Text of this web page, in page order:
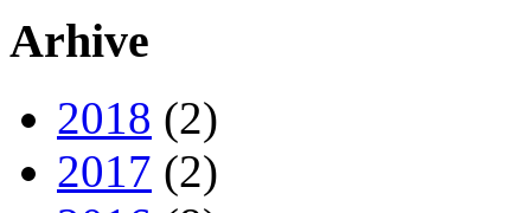
Arhive
2018 (2)
2017 (2)